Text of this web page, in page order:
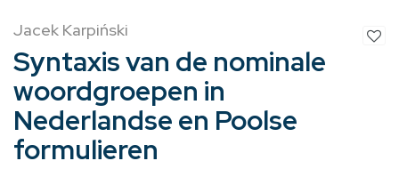
Jacek Karpiński
Syntaxis van de nominale
woordgroepen in
Nederlandse en Poolse
formulieren